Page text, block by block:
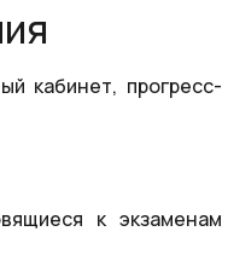
кабинет, прогресс-
к экзаменам